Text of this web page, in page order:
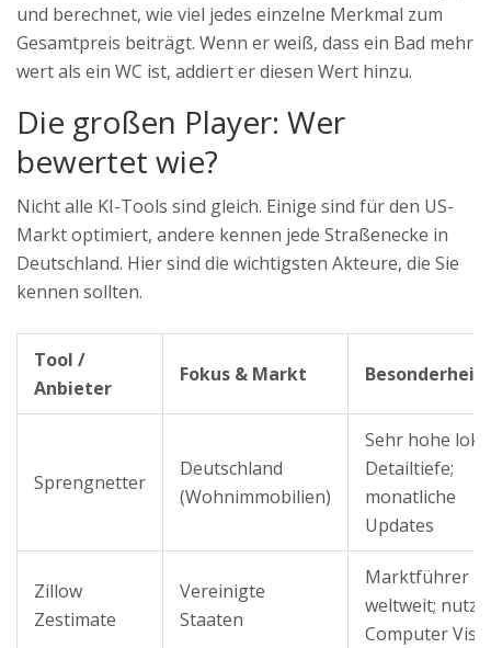
und berechnet, wie viel jedes einzelne Merkmal zum
Gesamtpreis beiträgt. Wenn er weiß, dass ein Bad mehr
wert als ein WC ist, addiert er diesen Wert hinzu.
Die großen Player: Wer
bewertet wie?
Nicht alle KI-Tools sind gleich. Einige sind für den US-
Markt optimiert, andere kennen jede Straßenecke in
Deutschland. Hier sind die wichtigsten Akteure, die Sie
kennen sollten.
Tool /
Anbieter
Fokus & Markt Besonderheit
Sprengnetter
Deutschland
(Wohnimmobilien)
Sehr hohe
Detailtiefe;
monatliche
Updates
Zillow
Zestimate
Vereinigte
Staaten
Marktführer
weltweit; nutzt
Computer